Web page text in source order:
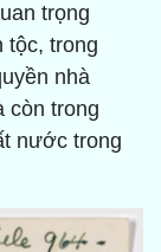
trọng
tộc, trong
nhà
còn trong
nước trong